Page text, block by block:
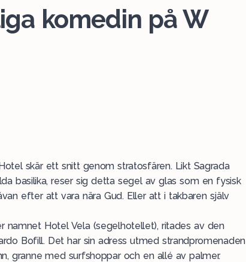
komedin på W
skär ett snitt genom stratosfären. Likt Sagrada
basilika, reser sig detta segel av glas som en fysisk
efter att vara nära Gud. Eller att i takbaren själv
namnet Hotel Vela (segelhotellet), ritades av den
Bofill. Det har sin adress utmed strandpromenaden
granne med surfshoppar och en allé av palmer.